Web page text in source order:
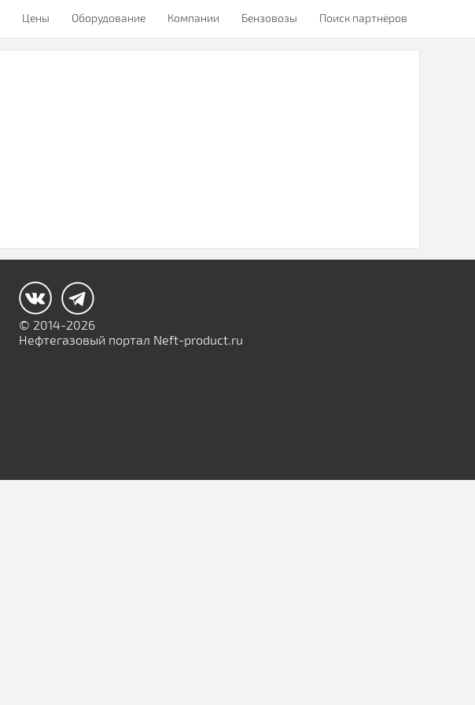
Цены Оборудование Компании Бензовозы Поиск партнёров
© 2014-2026
Нефтегазовый портал Neft-product.ru